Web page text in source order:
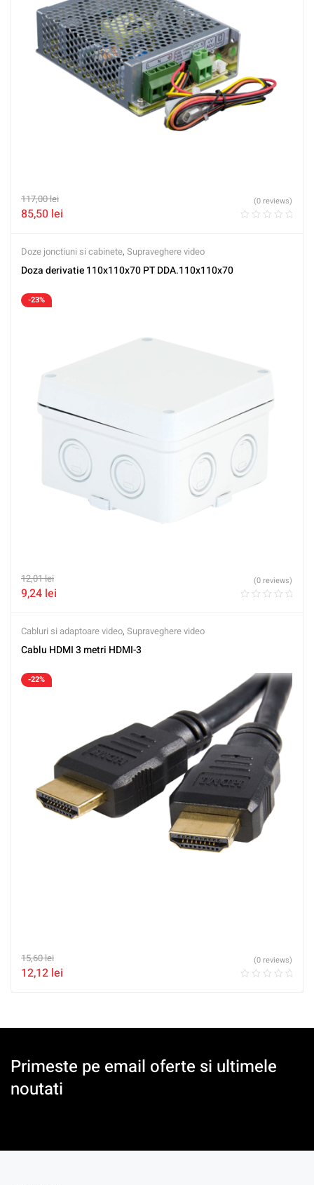
117,00lei
85,50 lei
(0 reviews)
Doze jonctiuni si cabinete, Supraveghere video
Doza derivatie 110x110x70 PT DDA.110x110x70
-23%
12,01lei
9,24 lei
(0 reviews)
Cabluri si adaptoare video, Supraveghere video
Cablu HDMI 3 metri HDMI-3
-22%
15,60lei
12,12 lei
(0 reviews)
Primeste pe email oferte si ultimele
noutati